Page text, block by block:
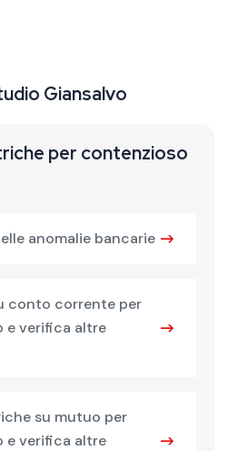
Giansalvo
per contenzioso
anomalie bancarie
conto corrente per
e verifica altre
su mutuo per
e verifica altre